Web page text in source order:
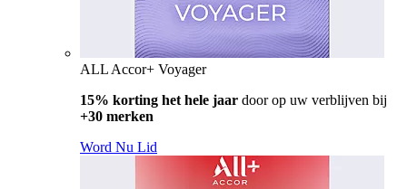
ALL Accor+ Voyager
15% korting het hele jaar door op uw verblijven bij
+30 merken
Word Nu Lid